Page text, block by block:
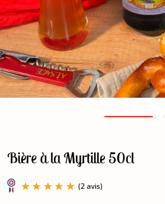
Bière à la Myrtille 50cl